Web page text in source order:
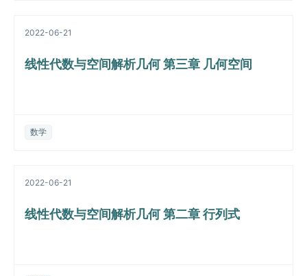
2022-06-21
线性代数与空间解析几何 第三章 几何空间
数学
2022-06-21
线性代数与空间解析几何 第二章 行列式